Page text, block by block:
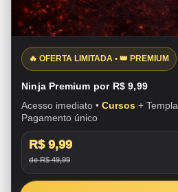
🔥 OFERTA LIMITADA • 👑 PREMIUM
Ninja Premium por R$ 9,99
Acesso imediato • Cursos +
Pagamento único
R$ 9,99
de R$ 49,99